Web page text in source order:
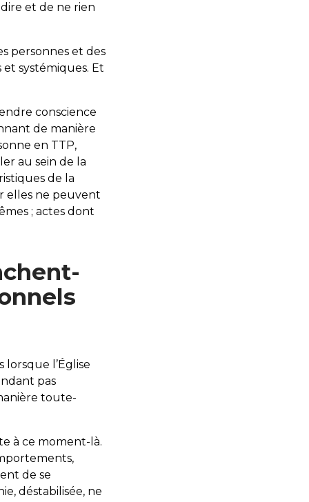
et de ne rien
personnes et des
systémiques. Et
conscience
de manière
en TTP,
au sein de la
de la
elles ne peuvent
; actes dont
l’Église
pas
toute-
à ce moment-là.
de se
déstabilisée, ne